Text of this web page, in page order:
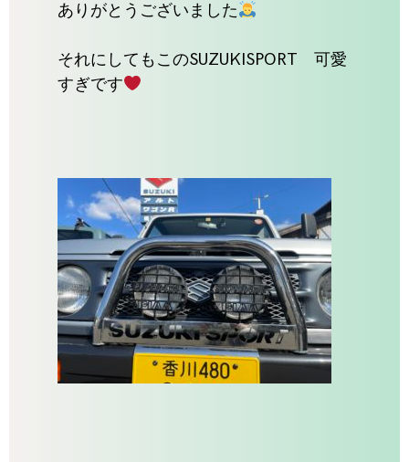
ありがとうございました
それにしてもこのSUZUKISPORT 可愛
すぎです